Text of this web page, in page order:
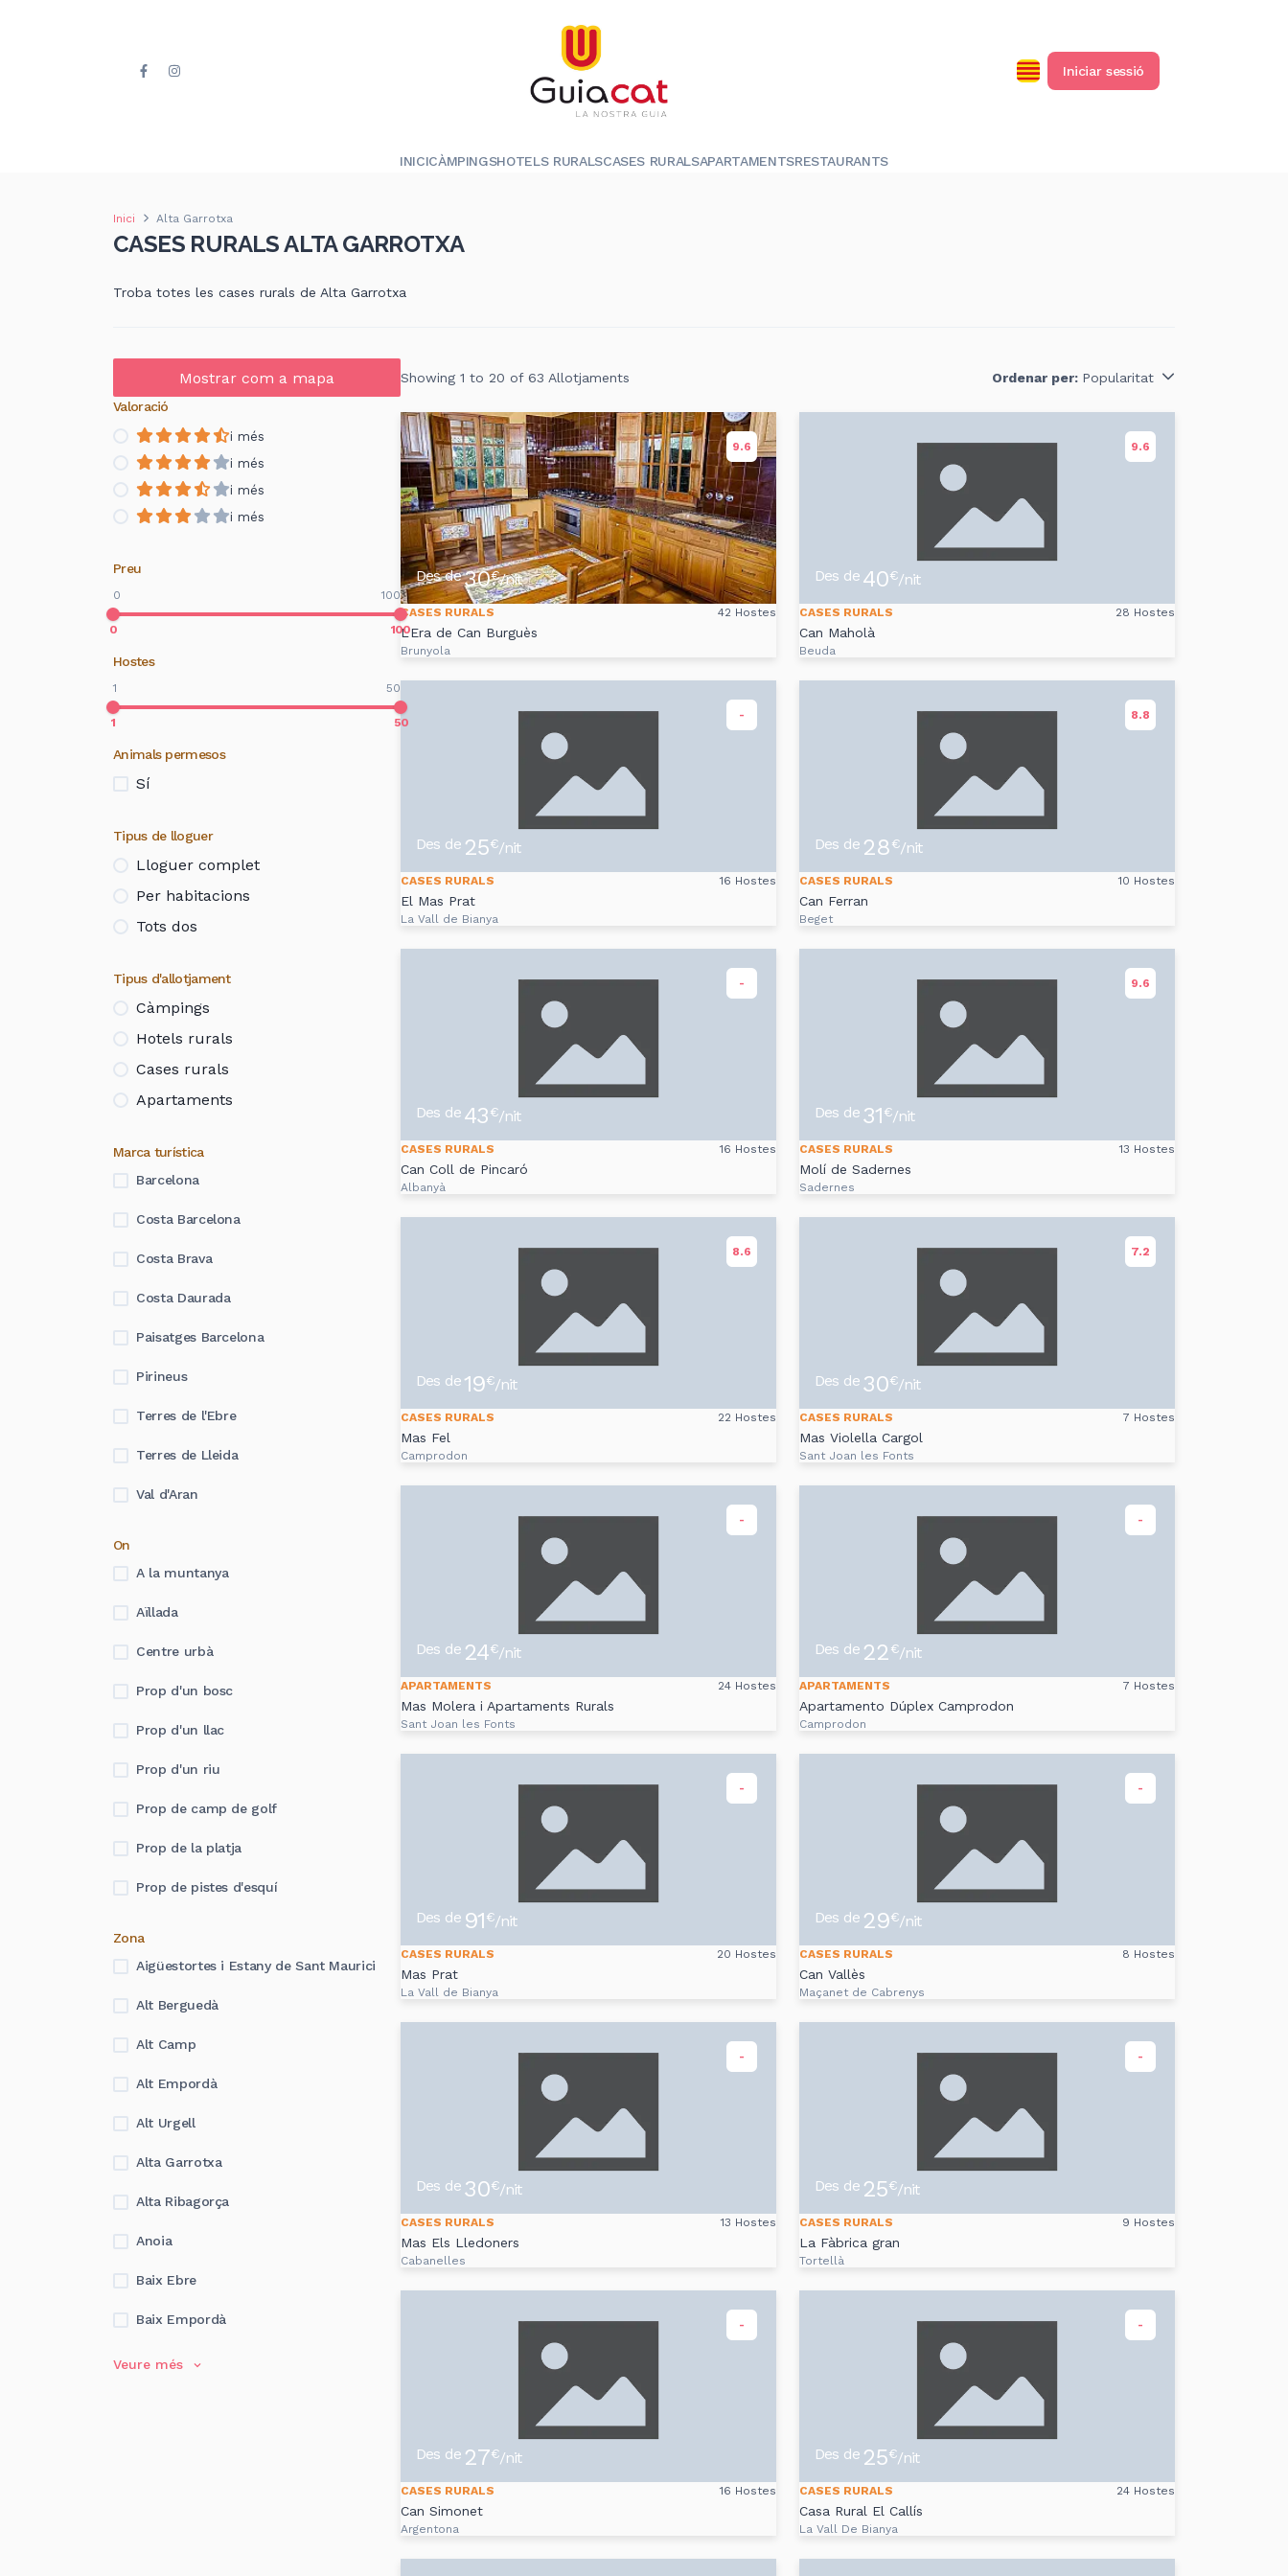
Iniciar sessió
INICICÀMPINGSHOTELS RURALSCASES RURALSAPARTAMENTSRESTAURANTS
Inici Alta Garrotxa
CASES RURALS ALTA GARROTXA
Troba totes les cases rurals de Alta Garrotxa
Mostrar com a mapa
Valoració
i més
i més
i més
i més
Preu
0 100
0 100
Hostes
1 50
1 50
Animals permesos
Sí
Tipus de lloguer
Lloguer complet
Per habitacions
Tots dos
Tipus d'allotjament
Càmpings
Hotels rurals
Cases rurals
Apartaments
Marca turística
Barcelona
Costa Barcelona
Costa Brava
Costa Daurada
Paisatges Barcelona
Pirineus
Terres de l'Ebre
Terres de Lleida
Val d'Aran
On
A la muntanya
Aïllada
Centre urbà
Prop d'un bosc
Prop d'un llac
Prop d'un riu
Prop de camp de golf
Prop de la platja
Prop de pistes d'esquí
Zona
Aigüestortes i Estany de Sant Maurici
Alt Berguedà
Alt Camp
Alt Empordà
Alt Urgell
Alta Garrotxa
Alta Ribagorça
Anoia
Baix Ebre
Baix Empordà
Veure més
Showing 1 to 20 of 63 Allotjaments Ordenar per: Popularitat
9.6
Des de30€/nit
CASES RURALS 42 Hostes
L'Era de Can Burguès
Brunyola
9.6
Des de 40€/nit
CASES RURALS 28 Hostes
Can Maholà
Beuda
-
Des de 25€/nit
CASES RURALS 16 Hostes
El Mas Prat
La Vall de Bianya
8.8
Des de 28€/nit
CASES RURALS 10 Hostes
Can Ferran
Beget
-
Des de 43€/nit
CASES RURALS 16 Hostes
Can Coll de Pincaró
Albanyà
9.6
Des de 31€/nit
CASES RURALS 13 Hostes
Molí de Sadernes
Sadernes
8.6
Des de 19€/nit
CASES RURALS 22 Hostes
Mas Fel
Camprodon
7.2
Des de 30€/nit
CASES RURALS 7 Hostes
Mas Violella Cargol
Sant Joan les Fonts
-
Des de 24€/nit
APARTAMENTS 24 Hostes
Mas Molera i Apartaments Rurals
Sant Joan les Fonts
-
Des de 22€/nit
APARTAMENTS 7 Hostes
Apartamento Dúplex Camprodon
Camprodon
-
Des de 91€/nit
CASES RURALS 20 Hostes
Mas Prat
La Vall de Bianya
-
Des de 29€/nit
CASES RURALS 8 Hostes
Can Vallès
Maçanet de Cabrenys
-
Des de 30€/nit
CASES RURALS 13 Hostes
Mas Els Lledoners
Cabanelles
-
Des de 25€/nit
CASES RURALS 9 Hostes
La Fàbrica gran
Tortellà
-
Des de 27€/nit
CASES RURALS 16 Hostes
Can Simonet
Argentona
-
Des de 25€/nit
CASES RURALS 24 Hostes
Casa Rural El Callís
La Vall De Bianya